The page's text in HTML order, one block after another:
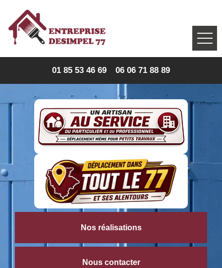
01 85 53 46 69 06 06 71 88 89
Nos réalisations
Nous contacter